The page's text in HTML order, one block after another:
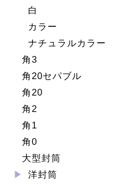
白
カラー
ナチュラルカラー
角3
角20セパブル
角20
角2
角1
角0
大型封筒
洋封筒